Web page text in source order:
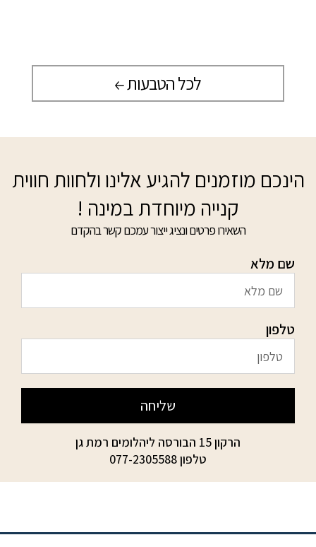
לכל הטבעות
הינכם מוזמנים להגיע אלינו ולחוות חווית
קנייה מיוחדת במינה !
השאירו פרטים ונציג ייצור עמכם קשר בהקדם
שם מלא
טלפון
שליחה
הרקון 15 הבורסה ליהלומים רמת גן
טלפון077-2305588